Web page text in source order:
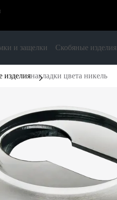
и защелки Скобяные изделия
изделиянакладки цвета никель